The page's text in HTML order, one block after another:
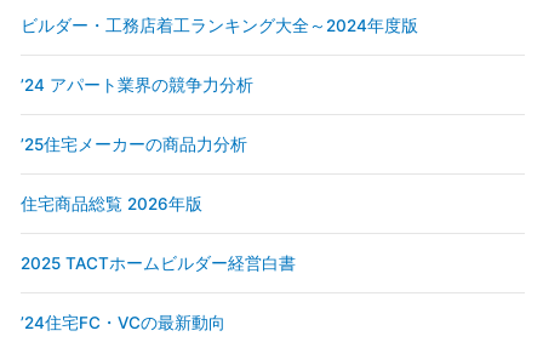
ビルダー・工務店着工ランキング大全～2024年度版
’24 アパート業界の競争力分析
’25住宅メーカーの商品力分析
住宅商品総覧 2026年版
2025 TACTホームビルダー経営白書
’24住宅FC・VCの最新動向